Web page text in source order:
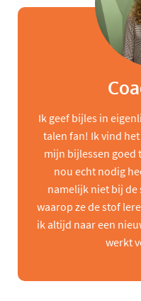
Ik geef bijles in
talen fan! Ik vind
mijn bijlessen goed
nou echt nodig
namelijk niet bij de
waarop ze de stof
ik altijd naar een
werkt